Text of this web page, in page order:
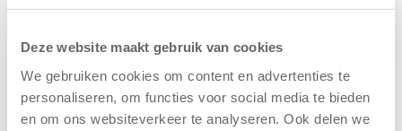
Deze website maakt gebruik van cookies
We gebruiken cookies om content en advertenties te
personaliseren, om functies voor social media te bieden
en om ons websiteverkeer te analyseren. Ook delen we